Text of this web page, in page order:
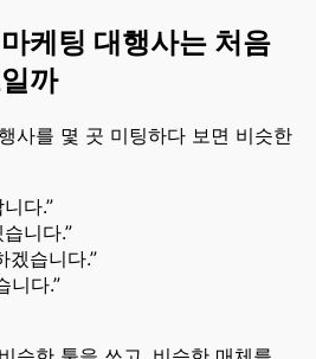
케팅 대행사는 처음
까
사를 몇 곳 미팅하다 보면 비슷한
다.”
니다.”
겠습니다.”
니다.”